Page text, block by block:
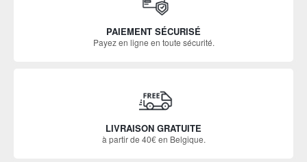
PAIEMENT SÉCURISÉ
Payez en ligne en toute sécurité.
LIVRAISON GRATUITE
à partir de 40€ en Belgique.